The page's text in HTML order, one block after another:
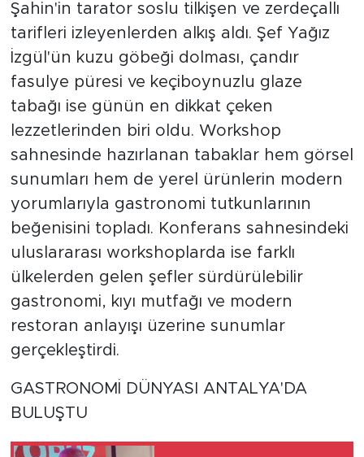
Şahin'in tarator soslu tilkişen ve zerdeçallı
tarifleri izleyenlerden alkış aldı. Şef Yağız
İzgül'ün kuzu göbeği dolması, çandır
fasulye püresi ve keçiboynuzlu glaze
tabağı ise günün en dikkat çeken
lezzetlerinden biri oldu. Workshop
sahnesinde hazırlanan tabaklar hem görsel
sunumları hem de yerel ürünlerin modern
yorumlarıyla gastronomi tutkunlarının
beğenisini topladı. Konferans sahnesindeki
uluslararası workshoplarda ise farklı
ülkelerden gelen şefler sürdürülebilir
gastronomi, kıyı mutfağı ve modern
restoran anlayışı üzerine sunumlar
gerçekleştirdi.
GASTRONOMİ DÜNYASI ANTALYA'DA
BULUŞTU